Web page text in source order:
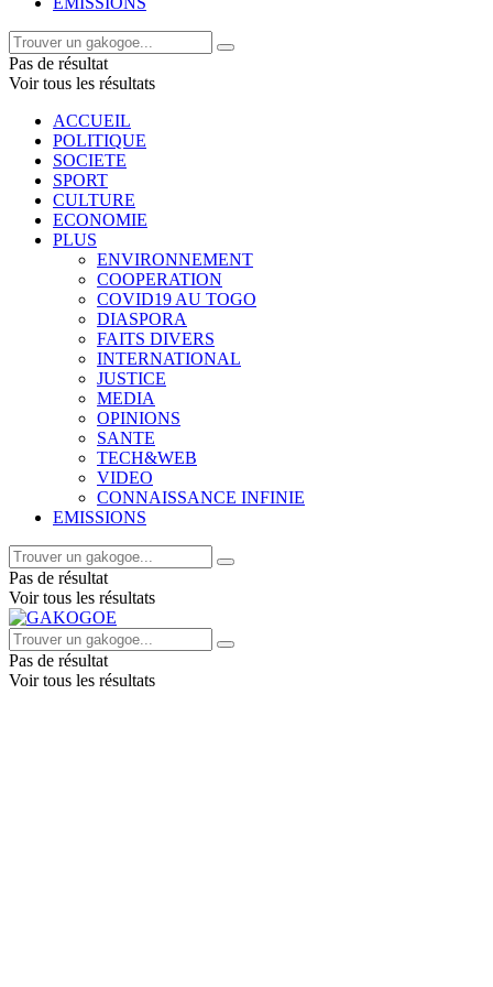
Pas de résultat
Voir tous les résultats
ACCUEIL
POLITIQUE
SOCIETE
SPORT
CULTURE
ECONOMIE
PLUS
ENVIRONNEMENT
COOPERATION
COVID19 AU TOGO
DIASPORA
FAITS DIVERS
INTERNATIONAL
JUSTICE
MEDIA
OPINIONS
SANTE
TECH&WEB
VIDEO
CONNAISSANCE INFINIE
EMISSIONS
Pas de résultat
Voir tous les résultats
Pas de résultat
Voir tous les résultats